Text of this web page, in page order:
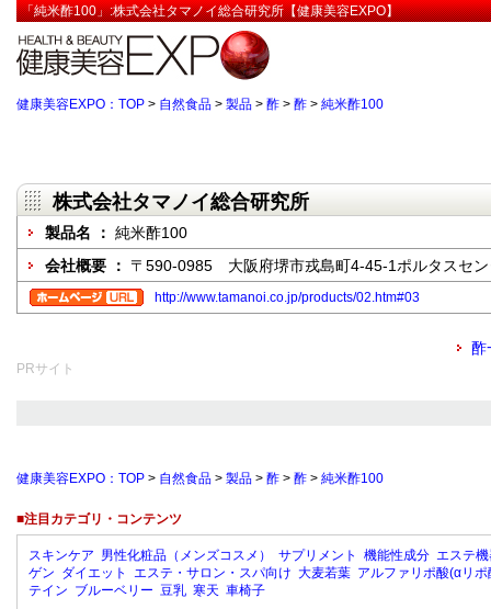
「純米酢100」:株式会社タマノイ総合研究所【健康美容EXPO】
健康美容EXPO：TOP > 自然食品 > 製品 > 酢 > 酢 > 純米酢100
株式会社タマノイ総合研究所
製品名 ： 純米酢100
会社概要 ： 〒590-0985 大阪府堺市戎島町4-45-1ポルタスセ
http://www.tamanoi.co.jp/products/02.htm#03
酢
PRサイト
健康美容EXPO：TOP > 自然食品 > 製品 > 酢 > 酢 > 純米酢100
■注目カテゴリ・コンテンツ
スキンケア 男性化粧品（メンズコスメ） サプリメント 機能性成分 エステ
ゲン ダイエット エステ・サロン・スパ向け 大麦若葉 アルファリポ酸(αリポ
テイン ブルーベリー 豆乳 寒天 車椅子